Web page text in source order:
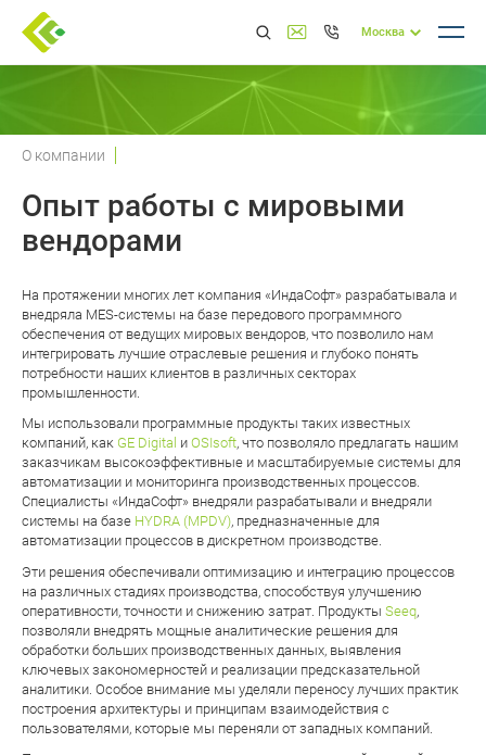
Москва
О компании
Опыт работы с мировыми
вендорами
На протяжении многих лет компания «ИндаСофт» разрабатывала и
внедряла MES-системы на базе передового программного
обеспечения от ведущих мировых вендоров, что позволило нам
интегрировать лучшие отраслевые решения и глубоко понять
потребности наших клиентов в различных секторах
промышленности.
Мы использовали программные продукты таких известных
компаний, как GE Digital и OSIsoft, что позволяло предлагать нашим
заказчикам высокоэффективные и масштабируемые системы для
автоматизации и мониторинга производственных процессов.
Специалисты «ИндаСофт» внедряли разрабатывали и внедряли
системы на базе HYDRA (MPDV), предназначенные для
автоматизации процессов в дискретном производстве.
Эти решения обеспечивали оптимизацию и интеграцию процессов
на различных стадиях производства, способствуя улучшению
оперативности, точности и снижению затрат. Продукты Seeq,
позволяли внедрять мощные аналитические решения для
обработки больших производственных данных, выявления
ключевых закономерностей и реализации предсказательной
аналитики. Особое внимание мы уделяли переносу лучших практик
построения архитектуры и принципам взаимодействия с
пользователями, которые мы переняли от западных компаний.